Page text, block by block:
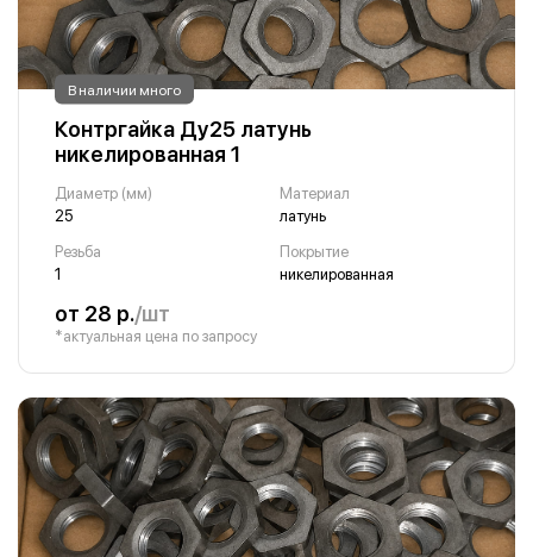
В наличии много
Контргайка Ду25 латунь
никелированная 1
Диаметр (мм)
25
Материал
латунь
Резьба
1
Покрытие
никелированная
от 28 р./шт
*актуальная цена по запросу